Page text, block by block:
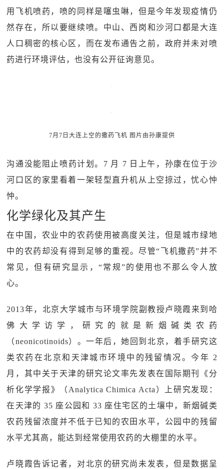
用飞机喷药，喷的同样是噻虫啉，但是今年发现疫情仍
然存在，所以要继续喷。中山、西岗和沙河口都是大连
人口稠密的核心区，而在发布通告之前，政府并未对喷
药进行环境评估，也没有公开征询意见。
7月7日大连上空的撒药飞机 图片由孙康提供
沟通没能阻止喷药计划。7 月 7 日上午，孙康在位于沙
河口区的家里看着一架轻型直升机从上空掠过，忧心忡
忡。
化学绿化及其产生
在中国，农业中的农药使用被高度关注，但是城市绿地
中的农药却没有得到足够的重视。尽管“飞机撒药”并不
常见，但有研究显示，“常规”的使用也不那么令人放
心。
2013年，北京大学城市与环境学院副教授卢晓霞来到哈
佛大学访学，研究的就是新烟碱类农药
（neonicotinoids）。一年后，她回到北京，着手研究这
类农药在北京和天津城市环境中的残留情况。今年 2
月，其中关于天津的研究论文率先发表在国际期刊《分
析化学学报》（Analytica Chimica Acta）上研究发现：
在天津的 35 座公园和 33 座住宅区的土壤中，新烟碱类
农药残留浓度并不低于已知的农田水平，公园中的残留
水平尤其高，能达到经常使用农药的大棚里的水平。
卢晓霞告诉记者，对北京的研究尚未发表，但是数据呈